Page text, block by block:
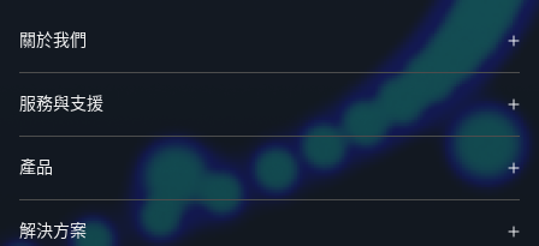
關於我們
服務與支援
產品
解決方案